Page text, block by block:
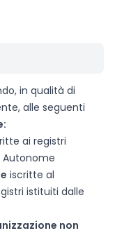
in qualità di
alle seguenti
ai registri
Autonome
iscritte al
istituiti dalle
non